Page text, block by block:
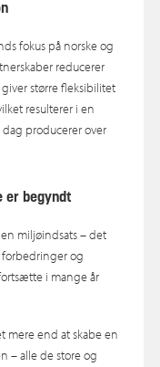
fokus på norske og
reducerer
større fleksibilitet
resulterer i en
producerer over
er begyndt
miljøindsats – det
og
i mange år
end at skabe en
– alle de store og